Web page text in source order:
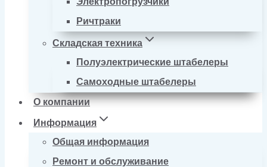
Ричтраки
Складская техника
Полуэлектрические штабелеры
Самоходные штабелеры
О компании
Информация
Общая информация
Ремонт и обслуживание